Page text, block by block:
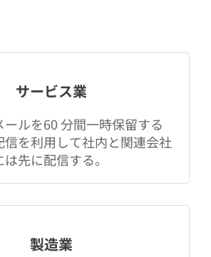
サービス業
ルを60 分間一時保留する
信を利用して社内と関連会社
先に配信する。
製造業